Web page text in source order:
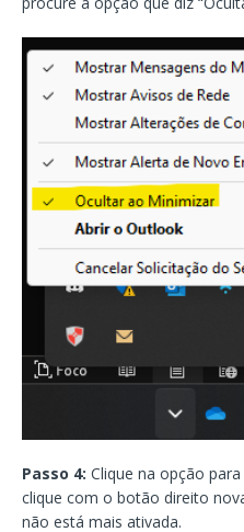
Passo 4: Clique na opção
clique com o botão direito
não está mais ativada.